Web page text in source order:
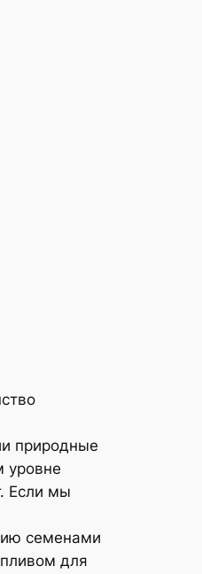
природные
уровне
Если мы
семенами
для